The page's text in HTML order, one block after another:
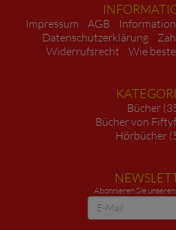
Impressum AGB
Datenschutzerklärung
Widerrufsrecht
Wie
Bücher
Bücher von
Hörbücher
Abonnieren Sie